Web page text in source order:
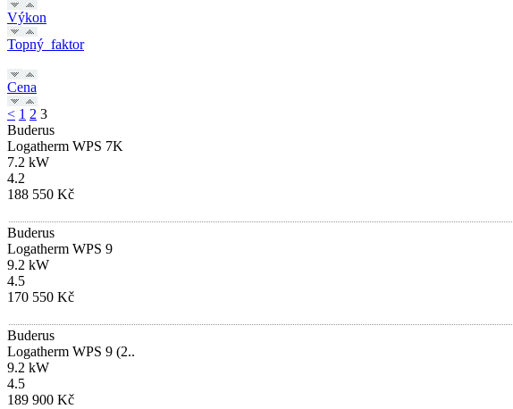
Výkon
Topný_faktor
Cena
< 1 2 3
Buderus
Logatherm WPS 7K
7.2 kW
4.2
188 550 Kč
Buderus
Logatherm WPS 9
9.2 kW
4.5
170 550 Kč
Buderus
Logatherm WPS 9 (2..
9.2 kW
4.5
189 900 Kč